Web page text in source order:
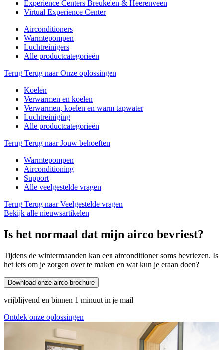
Experience Centers Breukelen & Heerenveen
Virtual Experience Center
Airconditioners
Warmtepompen
Luchtreinigers
Alle productcategorieën
Terug Terug naar Onze oplossingen
Koelen
Verwarmen en koelen
Verwarmen, koelen en warm tapwater
Luchtreiniging
Alle productcategorieën
Terug Terug naar Jouw behoeften
Warmtepompen
Airconditioning
Support
Alle veelgestelde vragen
Terug Terug naar Veelgestelde vragen
Bekijk alle nieuwsartikelen
Is het normaal dat mijn airco bevriest?
Tijdens de wintermaanden kan een airconditioner soms bevriezen. Is
het iets om je zorgen over te maken en wat kun je eraan doen?
Download onze airco brochure
vrijblijvend en binnen 1 minuut in je mail
Ontdek onze oplossingen